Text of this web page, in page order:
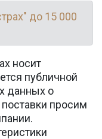
до 15 000
носит
публичной
данных о
просим